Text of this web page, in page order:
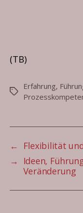
(TB)
Schlagwörter
Erfahrung,
←
Flexibilität
→
Ideen,
Veränderung